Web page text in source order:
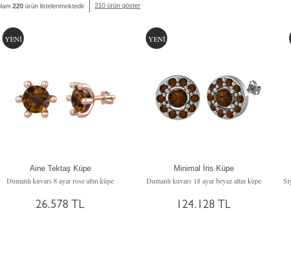
220 ürün listelenmektedir 210 ürün göster
YENİ
Aine Tektaş Küpe
Dumanlı kuvars 8 ayar rose altın küpe
26.578 TL
YENİ
Minimal İris Küpe
Dumanlı kuvars 18 ayar beyaz altın küpe
124.128 TL